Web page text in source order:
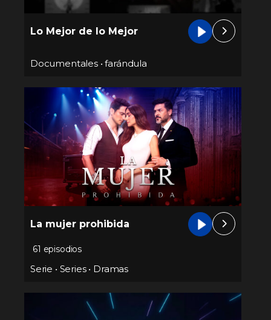
Lo Mejor de lo Mejor
Documentales•farándula
La mujer prohibida
61 episodios
Serie • Series• Dramas